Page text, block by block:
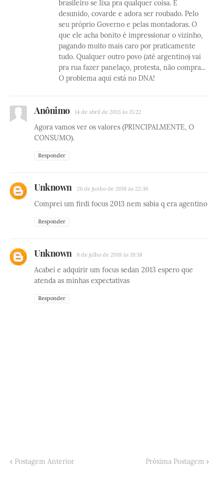
brasileiro se lixa pra qualquer coisa. É
desunido, covarde e adora ser roubado. Pelo
seu próprio Governo e pelas montadoras. O
que ele acha bonito é impressionar o vizinho,
pagando muito mais caro por praticamente
tudo. Qualquer outro povo (até argentino) vai
pra rua fazer panelaço, protesta, não compra...
O problema aqui está no DNA!
Anônimo 14 de abril de 2013 às 15:22
Agora vamos ver os valores (PRINCIPALMENTE, O
CONSUMO).
Responder
Unknown 26 de junho de 2018 às 22:36
Comprei um firdi focus 2013 nem sabia q era agentino
Responder
Unknown 8 de julho de 2018 às 19:38
Acabei e adquirir um focus sedan 2013 espero que
atenda as minhas expectativas
Responder
Postagem Anterior Próxima Postagem